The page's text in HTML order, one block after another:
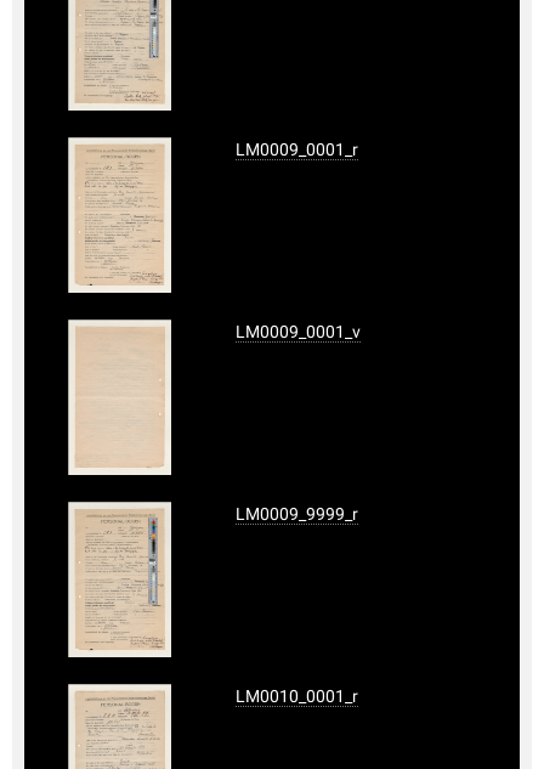
LM0009_0001_r
LM0009_0001_v
LM0009_9999_r
LM0010_0001_r